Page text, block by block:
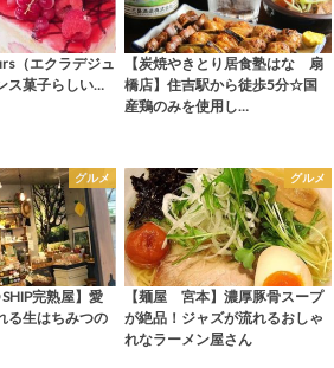
（エクラデジュ
ス菓子らしい…
【炭焼やきとり居食塾はな 扇
橋店】住吉駅から徒歩5分☆国
産鶏のみを使用し…
グルメ
SHIP完熟屋】愛
る生はちみつの
グルメ
【麺屋 宮本】濃厚豚骨スープ
が絶品！ジャズが流れるおしゃ
れなラーメン屋さん